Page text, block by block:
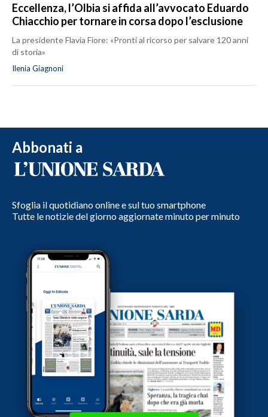
Eccellenza, l’Olbia si affida all’avvocato Eduardo
Chiacchio per tornare in corsa dopo l’esclusione
La presidente Flavia Fiore: «Pronti al ricorso per salvare 120 anni
di storia»
Ilenia Giagnoni
Abbonati a
Sfoglia il quotidiano online e sul tuo smartphone
Tutte le notizie del giorno aggiornate minuto per minuto